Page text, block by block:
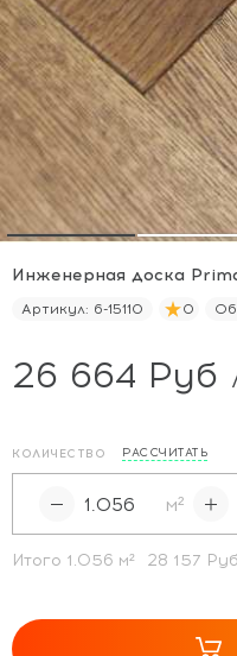
Инженерная доска
Артикул: 6-15110 0
26 664 Руб
КОЛИЧЕСТВО РАССЧИТАТЬ
м²
Итого 1.056 м² 28 157 Руб